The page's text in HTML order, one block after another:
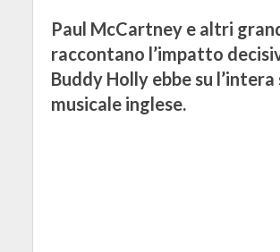
Paul McCartney e altri
raccontano l’impatto
Buddy Holly ebbe su l’intera
musicale inglese.